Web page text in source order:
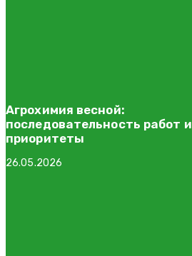
Агрохимия весной:
последовательность работ и
приоритеты
26.05.2026